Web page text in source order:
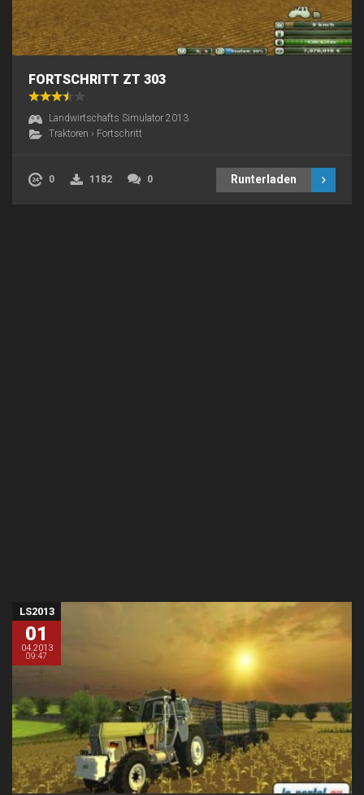
FORTSCHRITT ZT 303
Landwirtschafts Simulator 2013
Traktoren › Fortschritt
0 1182 0 Runterladen
LS2013
01
04.2013
09:47